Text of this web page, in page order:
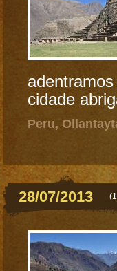
cidade
Peru,
28/07/2013 (